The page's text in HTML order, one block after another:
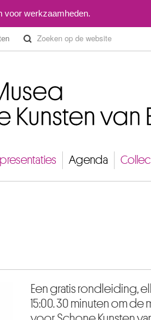
voor werkzaamheden.
Agenda
Een gratis rondleiding,
15:00. 30 minuten om